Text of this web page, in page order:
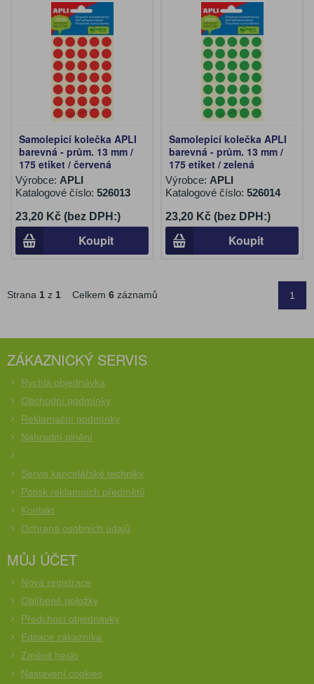
Samolepicí kolečka APLI
barevná - prům. 13 mm /
175 etiket / červená
Výrobce: APLI
Katalogové číslo: 526013
23,20 Kč (bez DPH:)
Koupit
Samolepicí kolečka APLI
barevná - prům. 13 mm /
175 etiket / zelená
Výrobce: APLI
Katalogové číslo: 526014
23,20 Kč (bez DPH:)
Koupit
Strana 1 z 1 Celkem 6 záznamů 1
ZÁKAZNICKÝ SERVIS
Rychlá objednávka
Obchodní podmínky
Reklamační podmínky
Náhradní plnění
Servis kancelářské techniky
Potisk reklamních předmětů
Kontakt
Ochrana osobních údajů
MŮJ ÚČET
Nová registrace
Oblíbené položky
Předchozí objednávky
Editace zákazníka
Změnit heslo
Nastavení cookies